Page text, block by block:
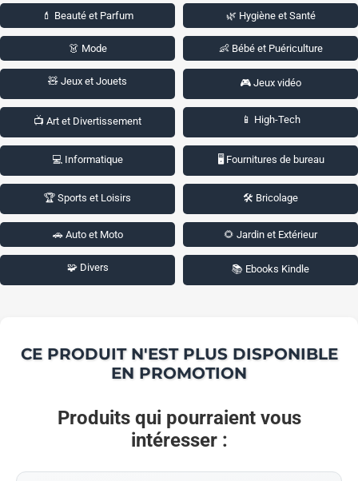
💄 Beauté et Parfum 🌿 Hygiène et Santé
👗 Mode 👶 Bébé et Puériculture
🧸 Jeux et Jouets 🎮 Jeux vidéo
📺 Art et Divertissement 📱 High-Tech
💻 Informatique 🖥️ Fournitures de bureau
🏆 Sports et Loisirs 🛠️ Bricolage
🚗 Auto et Moto 🌻 Jardin et Extérieur
🧩 Divers 📚 Ebooks Kindle
CE PRODUIT N'EST PLUS DISPONIBLE
EN PROMOTION
Produits qui pourraient vous
intéresser :